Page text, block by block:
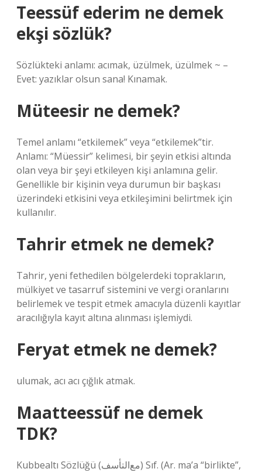
Teessüf ederim ne demek
ekşi sözlük?
Sözlükteki anlamı: acımak, üzülmek, üzülmek ~ –
Evet: yazıklar olsun sana! Kınamak.
Müteesir ne demek?
Temel anlamı “etkilemek” veya “etkilemek”tir.
Anlamı: “Müessir” kelimesi, bir şeyin etkisi altında
olan veya bir şeyi etkileyen kişi anlamına gelir.
Genellikle bir kişinin veya durumun bir başkası
üzerindeki etkisini veya etkileşimini belirtmek için
kullanılır.
Tahrir etmek ne demek?
Tahrir, yeni fethedilen bölgelerdeki toprakların,
mülkiyet ve tasarruf sistemini ve vergi oranlarını
belirlemek ve tespit etmek amacıyla düzenli kayıtlar
aracılığıyla kayıt altına alınması işlemiydi.
Feryat etmek ne demek?
ulumak, acı acı çığlık atmak.
Maatteessüf ne demek
TDK?
Kubbealtı Sözlüğü (ﻣﻊﺍﻟﺘﺄﺳﻒ) Sıf. (Ar. ma’a “birlikte”,